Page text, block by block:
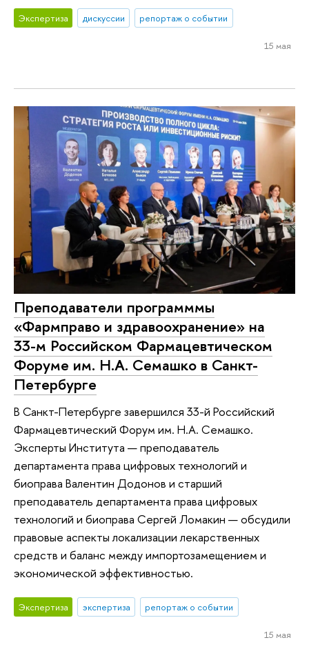
Экспертиза дискуссии репортаж о событии
15 мая
Преподаватели программмы
«Фармправо и здравоохранение» на
33-м Российском Фармацевтическом
Форуме им. Н.А. Семашко в Санкт-
Петербурге
В Санкт-Петербурге завершился 33-й Российский
Фармацевтический Форум им. Н.А. Семашко.
Эксперты Института — преподаватель
департамента права цифровых технологий и
биоправа Валентин Додонов и старший
преподаватель департамента права цифровых
технологий и биоправа Сергей Ломакин — обсудили
правовые аспекты локализации лекарственных
средств и баланс между импортозамещением и
экономической эффективностью.
Экспертиза экспертиза репортаж о событии
15 мая